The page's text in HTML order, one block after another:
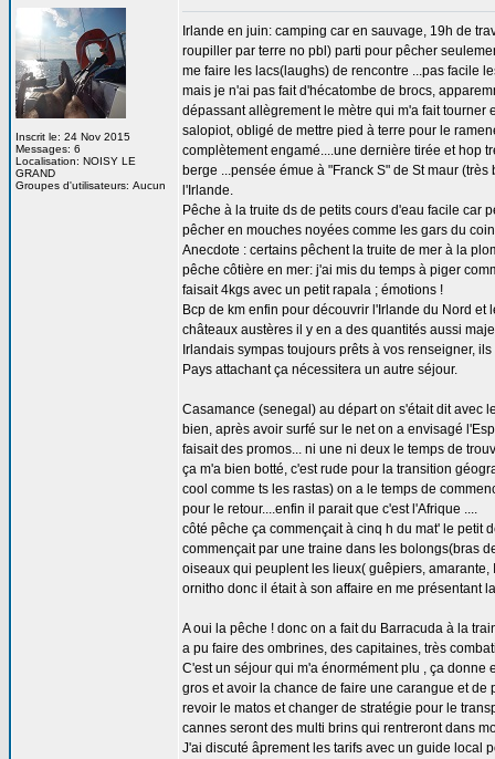
Inscrit le: 24 Nov 2015
Messages: 6
Localisation: NOISY LE
GRAND
Groupes d'utilisateurs: Aucun
Irlande en juin: camping car en sauvage, 19h de
roupiller par terre no pbl) parti pour pêcher
me faire les lacs(laughs) de rencontre ...pas facile
mais je n'ai pas fait d'hécatombe de brocs,
dépassant allègrement le mètre qui m'a fait
salopiot, obligé de mettre pied à terre pour le
complètement engamé....une dernière tirée et hop
berge ...pensée émue à "Franck S" de St maur
l'Irlande.
Pêche à la truite ds de petits cours d'eau facile car
pêcher en mouches noyées comme les gars du
Anecdote : certains pêchent la truite de mer à la
pêche côtière en mer: j'ai mis du temps à piger
faisait 4kgs avec un petit rapala ; émotions !
Bcp de km enfin pour découvrir l'Irlande du Nord
châteaux austères il y en a des quantités aussi
Irlandais sympas toujours prêts à vos renseigner,
Pays attachant ça nécessitera un autre séjour.
Casamance (senegal) au départ on s'était dit avec
bien, après avoir surfé sur le net on a envisagé
faisait des promos... ni une ni deux le temps de
ça m'a bien botté, c'est rude pour la transition
cool comme ts les rastas) on a le temps de
pour le retour....enfin il parait que c'est l'Afrique ....
côté pêche ça commençait à cinq h du mat' le
commençait par une traine dans les bolongs(bras
oiseaux qui peuplent les lieux( guêpiers,
ornitho donc il était à son affaire en me présentant
A oui la pêche ! donc on a fait du Barracuda à la
a pu faire des ombrines, des capitaines, très
C'est un séjour qui m'a énormément plu , ça
gros et avoir la chance de faire une carangue et
revoir le matos et changer de stratégie pour le
cannes seront des multi brins qui rentreront dans
J'ai discuté âprement les tarifs avec un guide local